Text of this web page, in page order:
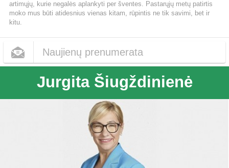
artimųjų, kurie negalės aplankyti per šventes. Pastarųjų metų patirtis
moko mus būti atidesnius vienas kitam, rūpintis ne tik savimi, bet ir
kitu.
Naujienų prenumerata
Kas dieną
Kas savaitę
Kas mėnesį
Jurgita Šiugždinienė